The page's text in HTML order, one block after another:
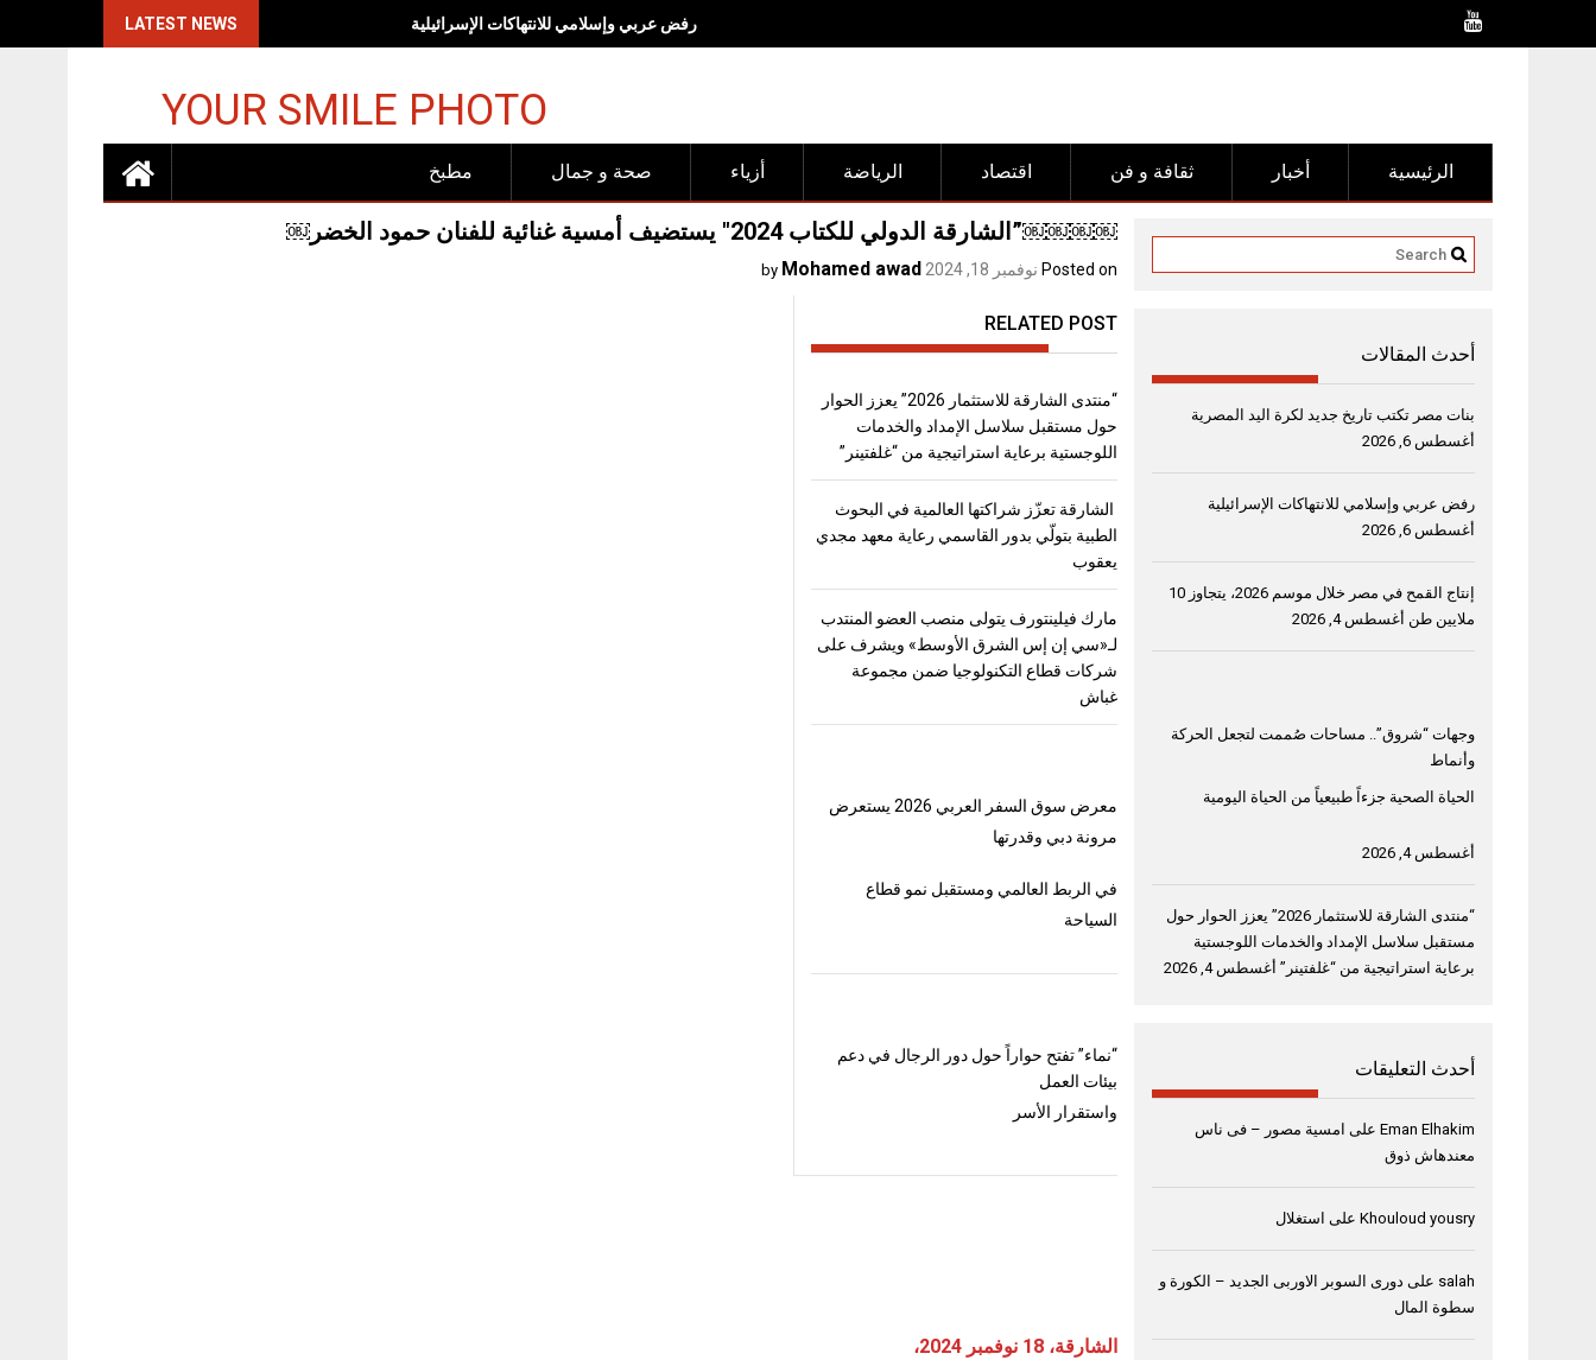
LATEST NEWS رفض عربي وإسلامي للانتهاكات الإسرائيلية
YOUR SMILE PHOTO
مطبخ صحة و جمال أزياء الرياضة اقتصاد ثقافة و فن أخبار الرئيسية
￼￼￼￼”الشارقة الدولي للكتاب 2024″ يستضيف أمسية غنائية للفنان حمود الخضر￼
Posted on نوفمبر 18, 2024 by
Mohamed awad
RELATED POST
“منتدى الشارقة للاستثمار 2026” يعزز الحوار
حول مستقبل سلاسل الإمداد والخدمات
اللوجستية برعاية استراتيجية من “غلفتينر”
الشارقة تعزّز شراكتها العالمية في البحوث
الطبية بتولّي بدور القاسمي رعاية معهد مجدي
يعقوب
مارك فيلينتورف يتولى منصب العضو المنتدب
لـ«سي إن إس الشرق الأوسط» ويشرف على
شركات قطاع التكنولوجيا ضمن مجموعة
غباش
معرض سوق السفر العربي 2026 يستعرض
مرونة دبي وقدرتها
في الربط العالمي ومستقبل نمو قطاع
السياحة
“نماء” تفتح حواراً حول دور الرجال في دعم
بيئات العمل
واستقرار الأسر
الشارقة، 18 نوفمبر 2024،
أحدث المقالات
بنات مصر تكتب تاريخ جديد لكرة اليد المصرية
أغسطس 6, 2026
رفض عربي وإسلامي للانتهاكات الإسرائيلية
أغسطس 6, 2026
إنتاج القمح في مصر خلال موسم 2026، يتجاوز 10
ملايين طن أغسطس 4, 2026
وجهات “شروق”.. مساحات صُممت لتجعل الحركة
وأنماط
الحياة الصحية جزءاً طبيعياً من الحياة اليومية
أغسطس 4, 2026
“منتدى الشارقة للاستثمار 2026” يعزز الحوار حول
مستقبل سلاسل الإمداد والخدمات اللوجستية
برعاية استراتيجية من “غلفتينر” أغسطس 4, 2026
أحدث التعليقات
Eman Elhakim على امسية مصور – فى ناس
معندهاش ذوق
Khouloud yousry على استغلال
salah على دورى السوبر الاوربى الجديد – الكورة و
سطوة المال